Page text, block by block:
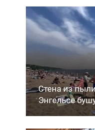
Стена из
Энгельсе